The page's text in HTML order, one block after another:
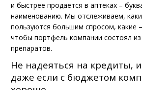
и быстрее продается в аптеках –
наименованию. Мы отслеживаем,
пользуются большим спросом, какие
чтобы портфель компании состоял
препаратов.
Не надеяться на кредиты,
даже если с бюджетом